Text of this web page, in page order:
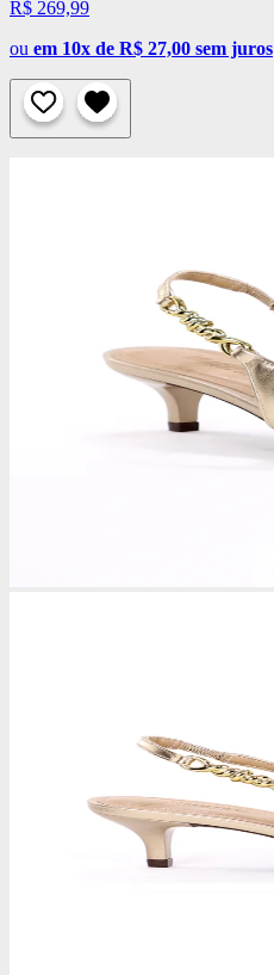
R$ 269,99
ou em 10x de R$ 27,00 sem juros